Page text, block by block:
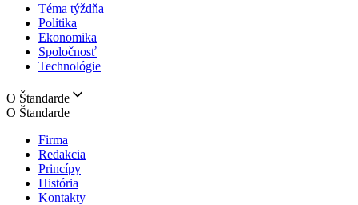
Téma týždňa
Politika
Ekonomika
Spoločnosť
Technológie
O Štandarde
O Štandarde
Firma
Redakcia
Princípy
História
Kontakty